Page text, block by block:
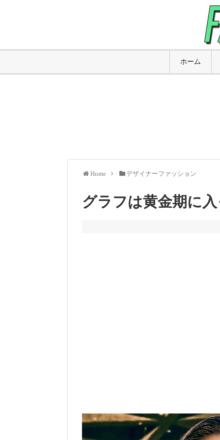
ホーム
Home デザイナーファッション
グラフは黄金期に